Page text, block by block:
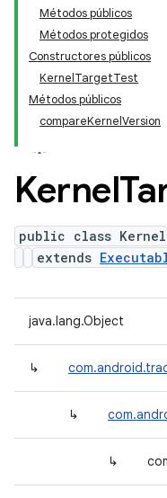
Métodos públicos
Métodos protegidos
Constructores públicos
KernelTargetTest
Métodos públicos
compareKernelVersion
Kernel
public class
extends
java.lang.Object
↳
↳
↳